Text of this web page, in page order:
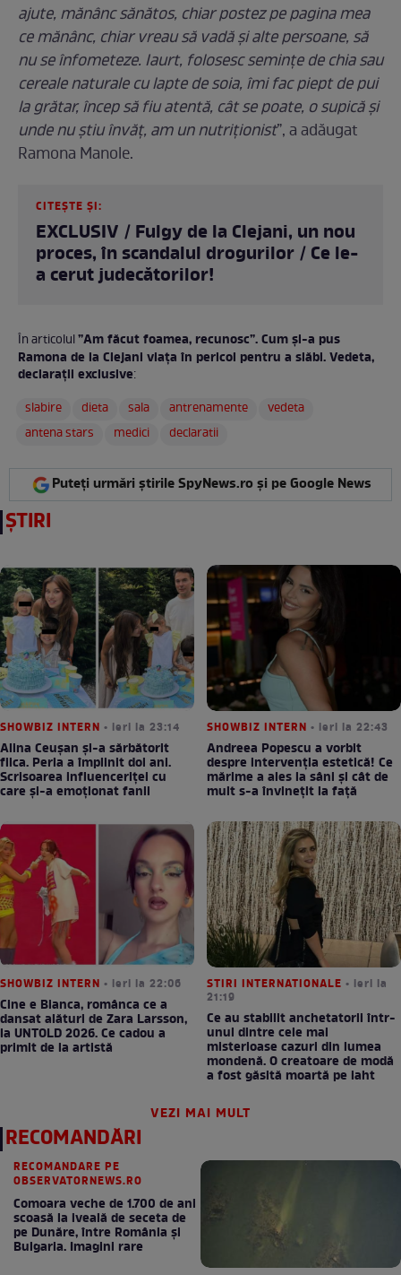
ajute, mănânc sănătos, chiar postez pe pagina mea
ce mănânc, chiar vreau să vadă și alte persoane, să
nu se înfometeze. Iaurt, folosesc semințe de chia sau
cereale naturale cu lapte de soia, îmi fac piept de pui
la grătar, încep să fiu atentă, cât se poate, o supică și
unde nu știu învăț, am un nutriționist”, a adăugat
Ramona Manole.
CITEȘTE ȘI:
EXCLUSIV / Fulgy de la Clejani, un nou
proces, în scandalul drogurilor / Ce le-
a cerut judecătorilor!
În articolul”Am făcut foamea, recunosc”. Cum și-a pus
Ramona de la Clejani viața în pericol pentru a slăbi. Vedeta,
declarații exclusive:
slabire
dieta sala antrenamente
vedeta
antena stars
medici declaratii
Puteți urmări știrile SpyNews.ro și pe Google News
ȘTIRI
SHOWBIZ INTERN • ieri la 23:14
Alina Ceușan și-a sărbătorit
fiica. Perla a împlinit doi ani.
Scrisoarea influenceriței cu
care și-a emoționat fanii
SHOWBIZ INTERN • ieri la 22:43
Andreea Popescu a vorbit
despre intervenția estetică! Ce
mărime a ales la sâni și cât de
mult s-a învinețit la față
SHOWBIZ INTERN • ieri la 22:06
Cine e Bianca, românca ce a
dansat alături de Zara Larsson,
la UNTOLD 2026. Ce cadou a
primit de la artistă
STIRI INTERNATIONALE • ieri la
21:19
Ce au stabilit anchetatorii într-
unul dintre cele mai
misterioase cazuri din lumea
mondenă. O creatoare de modă
a fost găsită moartă pe iaht
VEZI MAI MULT
RECOMANDĂRI
RECOMANDARE PE
OBSERVATORNEWS.RO
Comoara veche de 1.700 de ani
scoasă la iveală de seceta de
pe Dunăre, între România şi
Bulgaria. Imagini rare